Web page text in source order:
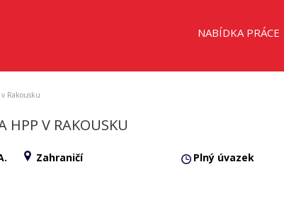
NABÍDKA PRÁCE
v Rakousku
HPP V RAKOUSKU
Zahraničí Plný úvazek